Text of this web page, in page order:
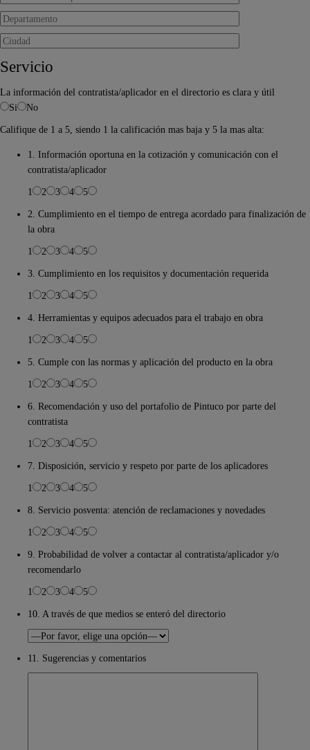
Servicio
La información del contratista/aplicador en el directorio es clara y útil
Si
No
Califique de 1 a 5, siendo 1 la calificación mas baja y 5 la mas alta:
1. Información oportuna en la cotización y comunicación con el
contratista/aplicador
1
2 3 4
5
2. Cumplimiento en el tiempo de entrega acordado para finalización de
la obra
1
2 3 4
5
3. Cumplimiento en los requisitos y documentación requerida
1
2 3 4
5
4. Herramientas y equipos adecuados para el trabajo en obra
1
2 3 4
5
5. Cumple con las normas y aplicación del producto en la obra
1
2 3 4
5
6. Recomendación y uso del portafolio de Pintuco por parte del
contratista
1
2 3 4
5
7. Disposición, servicio y respeto por parte de los aplicadores
1
2 3 4
5
8. Servicio posventa: atención de reclamaciones y novedades
1
2 3 4
5
9. Probabilidad de volver a contactar al contratista/aplicador y/o
recomendarlo
1
2 3 4
5
10. A través de que medios se enteró del directorio
11. Sugerencias y comentarios